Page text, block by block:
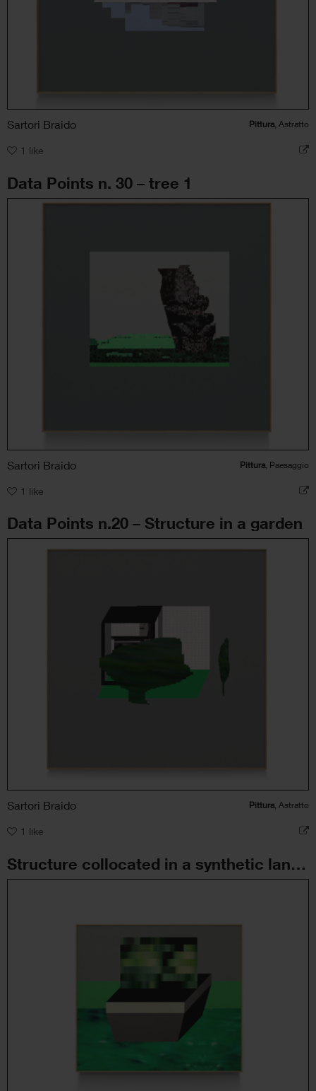
Sartori Braido Pittura , Astratto
1 like
Data Points n. 30 – tree 1
Sartori Braido Pittura , Paesaggio
1 like
Data Points n.20 – Structure in a garden
Sartori Braido Pittura , Astratto
1 like
Structure collocated in a synthetic landscape